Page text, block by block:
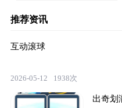
推荐资讯
互动滚球
2026-05-12 1938次
出奇划